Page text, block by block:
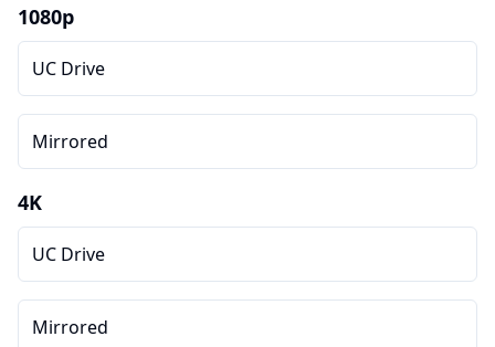
1080p
UC Drive
Mirrored
4K
UC Drive
Mirrored